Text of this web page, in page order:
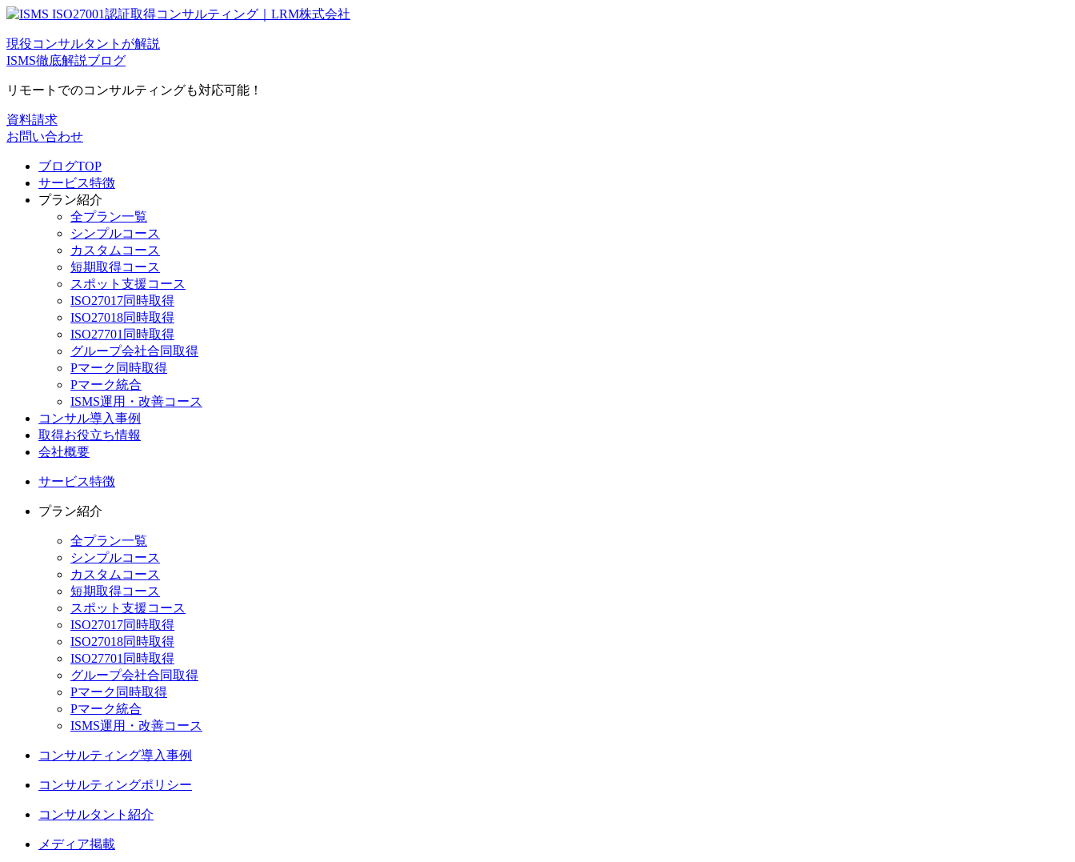
現役コンサルタントが解説
ISMS徹底解説ブログ
リモートでのコンサルティングも対応可能！
資料請求
お問い合わせ
ブログTOP
サービス特徴
プラン紹介
全プラン一覧
シンプルコース
カスタムコース
短期取得コース
スポット支援コース
ISO27017同時取得
ISO27018同時取得
ISO27701同時取得
グループ会社合同取得
Pマーク同時取得
Pマーク統合
ISMS運用・改善コース
コンサル導入事例
取得お役立ち情報
会社概要
サービス特徴
プラン紹介
全プラン一覧
シンプルコース
カスタムコース
短期取得コース
スポット支援コース
ISO27017同時取得
ISO27018同時取得
ISO27701同時取得
グループ会社合同取得
Pマーク同時取得
Pマーク統合
ISMS運用・改善コース
コンサルティング導入事例
コンサルティングポリシー
コンサルタント紹介
メディア掲載